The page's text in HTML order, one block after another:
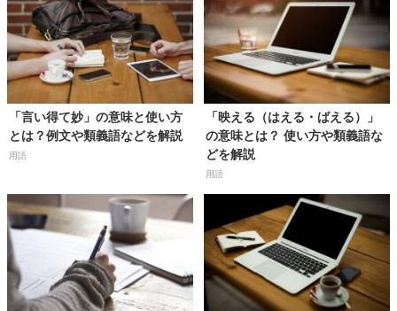
「言い得て妙」の意味と使い方
とは？例文や類義語などを解説
用語
「映える（はえる・ばえる）」
の意味とは？ 使い方や類義語な
どを解説
用語